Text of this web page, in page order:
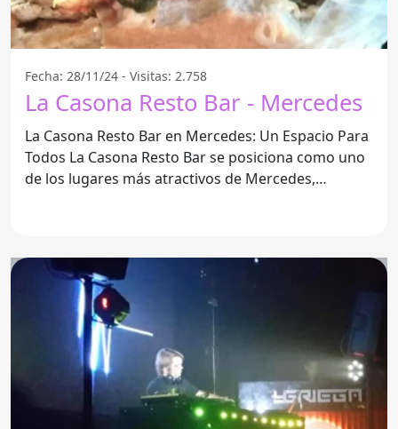
Fecha: 28/11/24 - Visitas: 2.758
La Casona Resto Bar - Mercedes
La Casona Resto Bar en Mercedes: Un Espacio Para
Todos La Casona Resto Bar se posiciona como uno
de los lugares más atractivos de Mercedes,